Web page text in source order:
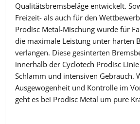
Qualitätsbremsbeläge entwickelt.
Freizeit- als auch für den
Prodisc Metal-Mischung wurde für
die maximale Leistung unter harten
verlangen. Diese gesinterten
innerhalb der Cyclotech Prodisc
Schlamm und intensiven Gebrauch.
Ausgewogenheit und Kontrolle im
geht es bei Prodisc Metal um pure